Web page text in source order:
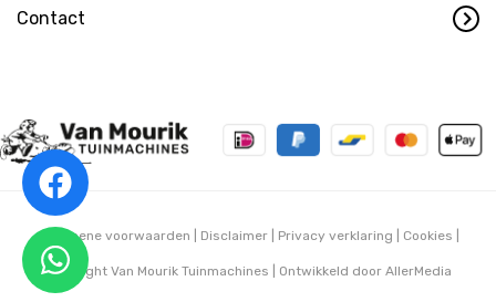
Contact
Algemene voorwaarden Disclaimer| Privacy verklaring Cookies
Copyright Van Mourik Tuinmachines | Ontwikkeld door AllerMedia